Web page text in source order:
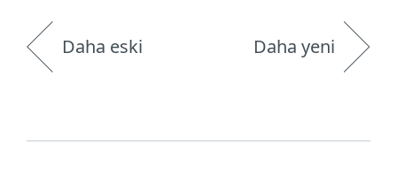
Daha eski Daha yeni